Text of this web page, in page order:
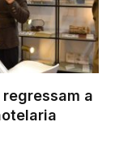
regressam a